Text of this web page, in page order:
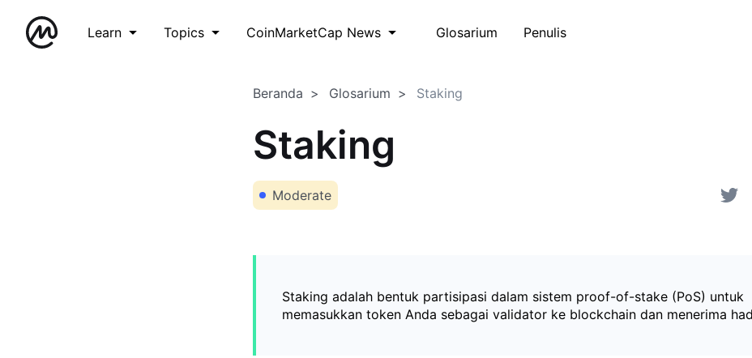
Learn Topics CoinMarketCap News Glosarium Penulis
Beranda Glosarium Staking
Staking
Moderate
Staking adalah bentuk partisipasi dalam sistem proof-of-stake (PoS) untuk
memasukkan token Anda sebagai validator ke blockchain dan menerima